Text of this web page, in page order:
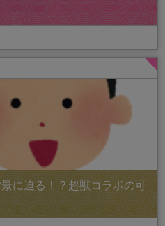
に迫る！？超獣コラボの可